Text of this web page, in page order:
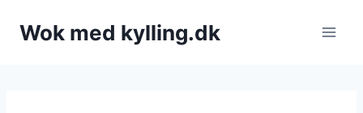
Wok med kylling.dk